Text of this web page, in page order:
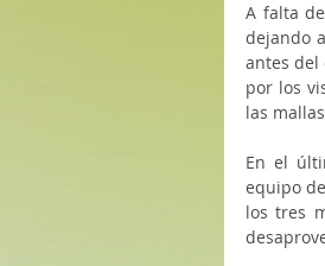
A falta
dejando
antes del
por los
las
En el
equipo
los tres